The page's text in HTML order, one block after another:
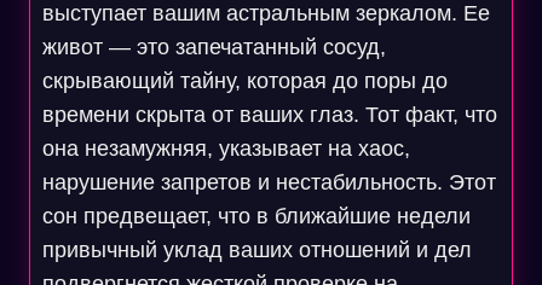
выступает вашим астральным зеркалом. Ее
живот — это запечатанный сосуд,
скрывающий тайну, которая до поры до
времени скрыта от ваших глаз. Тот факт, что
она незамужняя, указывает на хаос,
нарушение запретов и нестабильность. Этот
сон предвещает, что в ближайшие недели
привычный уклад ваших отношений и дел